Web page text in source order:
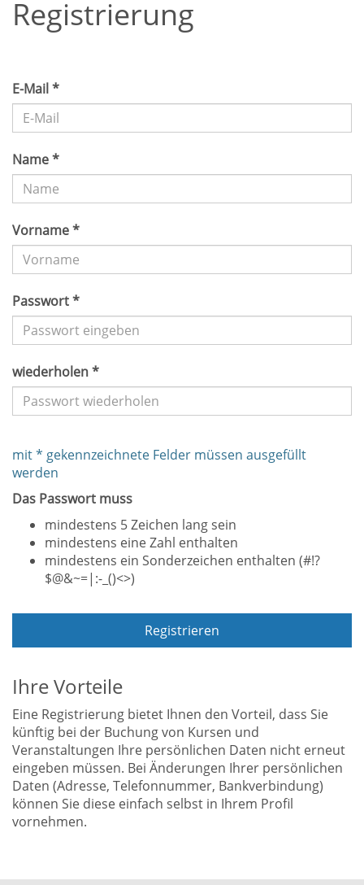
Registrierung
E-Mail *
Name *
Vorname *
Passwort *
wiederholen *
mit * gekennzeichnete Felder müssen ausgefüllt
werden
Das Passwort muss
mindestens 5 Zeichen lang sein
mindestens eine Zahl enthalten
mindestens ein Sonderzeichen enthalten (#!?
$@&~=|:-_()<>)
Registrieren
Ihre Vorteile
Eine Registrierung bietet Ihnen den Vorteil, dass Sie
künftig bei der Buchung von Kursen und
Veranstaltungen Ihre persönlichen Daten nicht erneut
eingeben müssen. Bei Änderungen Ihrer persönlichen
Daten (Adresse, Telefonnummer, Bankverbindung)
können Sie diese einfach selbst in Ihrem Profil
vornehmen.